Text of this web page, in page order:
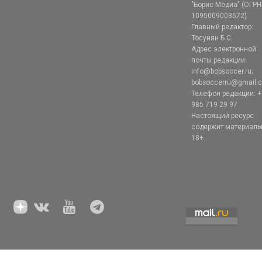
"Борис-Медиа" (ОГРН
1095009003572)
Главный редактор:
Тосунян Б.С.
Адрес электронной
почты редакции:
info@bobsoccer.ru;
Телефон редакции:
985 719 29 97
Настоящий ресурс
содержит
18+